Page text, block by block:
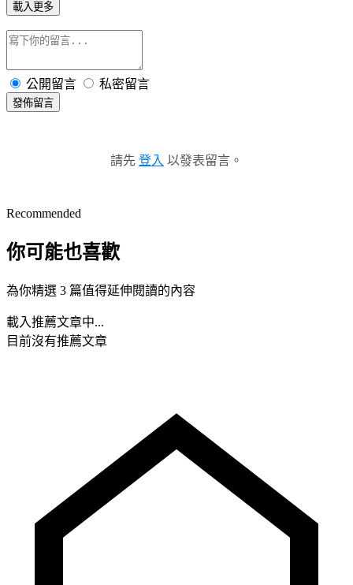
載入更多
公開留言 私密留言
發佈留言
請先 登入 以發表留言。
Recommended
你可能也喜歡
為你精選 3 篇值得延伸閱讀的內容
載入推薦文章中...
目前沒有推薦文章